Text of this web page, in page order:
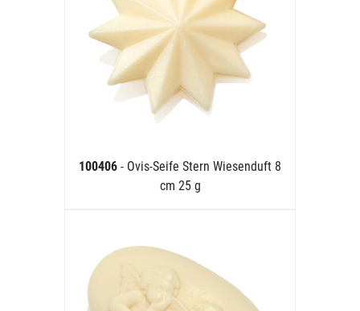
100406 - Ovis-Seife Stern Wiesenduft 8
cm 25 g